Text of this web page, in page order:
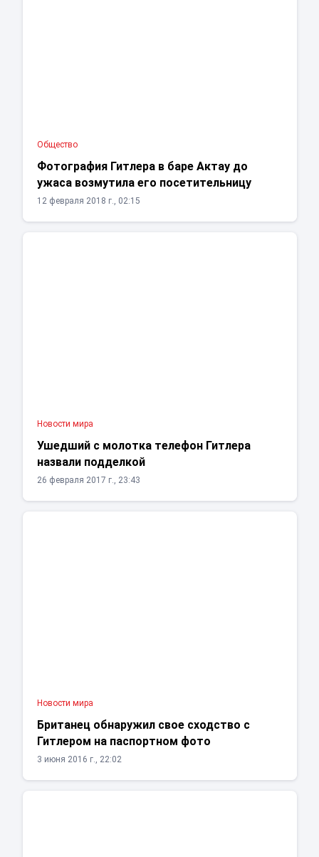
Общество
Фотография Гитлера в баре Актау до
ужаса возмутила его посетительницу
12 февраля 2018 г., 02:15
Новости мира
Ушедший с молотка телефон Гитлера
назвали подделкой
26 февраля 2017 г., 23:43
Новости мира
Британец обнаружил свое сходство с
Гитлером на паспортном фото
3 июня 2016 г., 22:02